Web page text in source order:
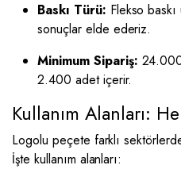
Baskı Türü: Flekso baskı
sonuçlar elde ederiz.
Minimum Sipariş:
2.400 adet içerir.
Kullanım Alanları:
Logolu peçete farklı
İşte kullanım alanları: